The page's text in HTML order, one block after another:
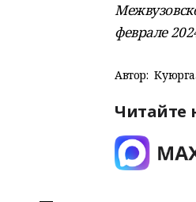
феврале
Автор:
Читайте